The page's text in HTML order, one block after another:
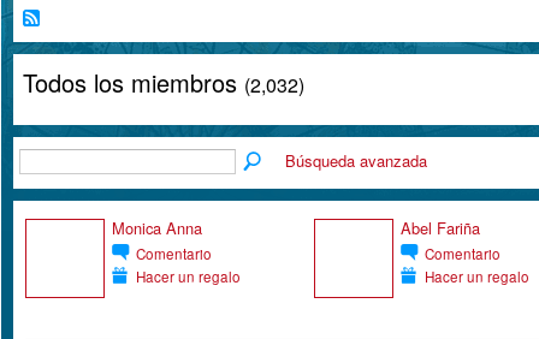
Todos los miembros (2,032)
Búsqueda avanzada
Monica Anna
Comentario
Hacer un regalo
Abel Fariña
Comentario
Hacer un regalo